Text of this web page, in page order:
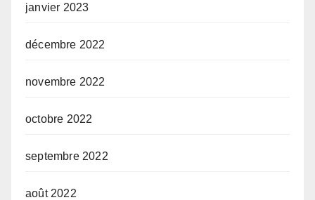
janvier 2023
décembre 2022
novembre 2022
octobre 2022
septembre 2022
août 2022